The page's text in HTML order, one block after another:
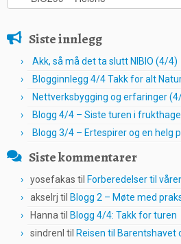
Siste innlegg
Akk, så må det ta slutt NIBIO (4/4)
Blogginnlegg 4/4 Takk for alt
Nettverksbygging og erfaringer
Blogg 4/4 – Siste turen i
Blogg 3/4 – Ertespirer og en helg
Siste kommentarer
yosefakas til Forberedelser til
akselrj til Blogg 2 – Møte med
Hanna til Blogg 4/4: Takk for turen
sindrenl til Reisen til Barentshavet